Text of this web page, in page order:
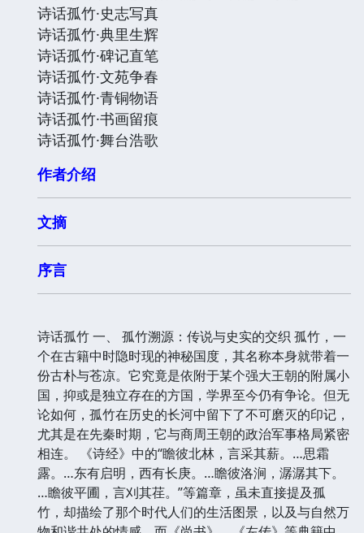
诗话孤竹·史志写真
诗话孤竹·典里生辉
诗话孤竹·碑记直笔
诗话孤竹·文苑争春
诗话孤竹·青铜物语
诗话孤竹·书画留痕
诗话孤竹·舞台浩歌
作者介绍
文摘
序言
诗话孤竹 一、 孤竹溯源：传说与史实的交织 孤竹，一
个在古籍中时隐时现的神秘国度，其名称本身就带着一
份古朴与苍凉。它究竟是依附于某个强大王朝的附属小
国，抑或是独立存在的方国，学界至今仍有争论。但无
论如何，孤竹在历史的长河中留下了不可磨灭的印记，
尤其是在先秦时期，它与商周王朝的政治军事格局紧密
相连。 《诗经》中的“瞻彼北林，言采其薪。…思霜
露。…东有启明，西有长庚。…瞻彼洛涧，潺潺其下。
…瞻彼平圃，言刈其荏。”等篇章，虽未直接提及孤
竹，却描绘了那个时代人们的生活图景，以及与自然万